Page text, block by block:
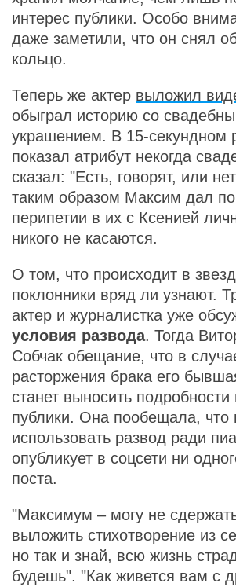
интерес публики. Особо
даже заметили, что он снял
кольцо.
Теперь же актер выложил
обыграл историю со
украшением. В 15-секундном
показал атрибут некогда
сказал: "Есть, говорят, или
таким образом Максим дал
перипетии в их с Ксенией
никого не касаются.
О том, что происходит в
поклонники вряд ли узнают.
актер и журналистка уже
условия развода. Тогда
Собчак обещание, что в
расторжения брака его
станет выносить
публики. Она пообещала, что
использовать развод ради
опубликует в соцсети ни
поста.
"Максимум – могу не
выложить стихотворение из
но так и знай, всю жизнь
будешь". "Как живется вам с